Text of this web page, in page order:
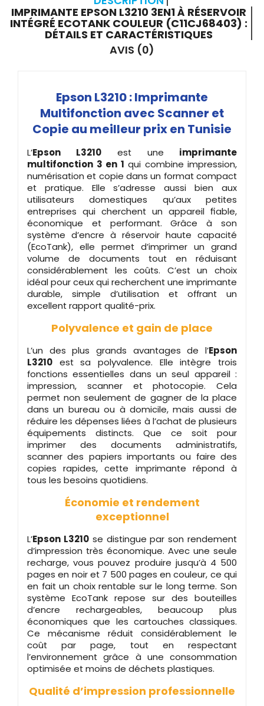
IMPRIMANTE EPSON L3210 3EN1 À RÉSERVOIR
INTÉGRÉ ECOTANK COULEUR (C11CJ68403) :
DÉTAILS ET CARACTÉRISTIQUES
AVIS (0)
Epson L3210 : Imprimante
Multifonction avec Scanner et
Copie au meilleur prix en Tunisie
L’Epson L3210 est une imprimante
multifonction 3 en 1 qui combine impression,
numérisation et copie dans un format compact
et pratique. Elle s’adresse aussi bien aux
utilisateurs domestiques qu’aux petites
entreprises qui cherchent un appareil fiable,
économique et performant. Grâce à son
système d’encre à réservoir haute capacité
(EcoTank), elle permet d’imprimer un grand
volume de documents tout en réduisant
considérablement les coûts. C’est un choix
idéal pour ceux qui recherchent une imprimante
durable, simple d’utilisation et offrant un
excellent rapport qualité-prix.
Polyvalence et gain de place
L’un des plus grands avantages de l’Epson
L3210 est sa polyvalence. Elle intègre trois
fonctions essentielles dans un seul appareil :
impression, scanner et photocopie. Cela
permet non seulement de gagner de la place
dans un bureau ou à domicile, mais aussi de
réduire les dépenses liées à l’achat de plusieurs
équipements distincts. Que ce soit pour
imprimer des documents administratifs,
scanner des papiers importants ou faire des
copies rapides, cette imprimante répond à
tous les besoins quotidiens.
Économie et rendement
exceptionnel
L’Epson L3210se distingue par son rendement
d’impression très économique. Avec une seule
recharge, vous pouvez produire jusqu’à 4 500
pages en noir et 7 500 pages en couleur, ce qui
en fait un choix rentable sur le long terme. Son
système EcoTank repose sur des bouteilles
d’encre rechargeables, beaucoup plus
économiques que les cartouches classiques.
Ce mécanisme réduit considérablement le
coût par page, tout en respectant
l’environnement grâce à une consommation
optimisée et moins de déchets plastiques.
Qualité d’impression professionnelle